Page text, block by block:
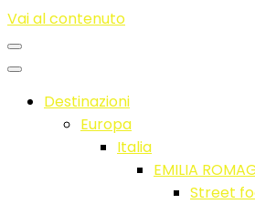
Vai al contenuto
Destinazioni
Europa
Italia
EMILIA
Street